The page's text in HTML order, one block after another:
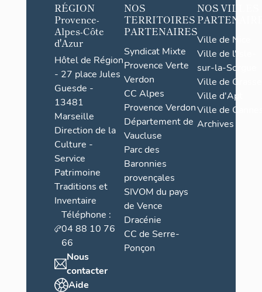
RÉGION
Provence-
Alpes-Côte
d'Azur
Hôtel de Région
- 27 place Jules
Guesde -
13481
Marseille
Direction de la
Culture -
Service
Patrimoine
Traditions et
Inventaire
Téléphone :
04 88 10 76
66
Nous
contacter
Aide
NOS
TERRITOIRES
PARTENAIRES
Syndicat Mixte
Provence Verte
Verdon
CC Alpes
Provence Verdon
Département de
Vaucluse
Parc des
Baronnies
provençales
SIVOM du pays
de Vence
Dracénie
CC de Serre-
Ponçon
NOS VILLES
Ville de Nice
Ville de l'Isle-
sur-la-Sorgue
Ville de Grasse
Ville d'Apt
Ville de
Archives